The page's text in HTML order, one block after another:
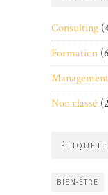
Consulting
Formation
Management
Non classé
BIEN-ÊTRE